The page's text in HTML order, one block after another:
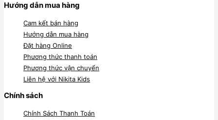
Hướng dẫn mua hàng
Cam kết bán hàng
Hướng dẫn mua hàng
Đặt hàng Online
Phương thức thanh toán
Phương thức vận chuyển
Liên hệ với Nikita Kids
Chính sách
Chính Sách Thanh Toán